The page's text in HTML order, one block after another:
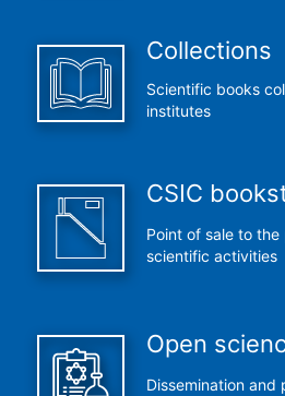
Collections
Scientific books
institutes
CSIC
Point of sale to
scientific activities
Open
Dissemination and